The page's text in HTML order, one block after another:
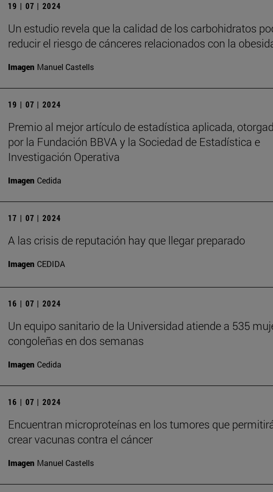
19 | 07 | 2024
Un estudio revela que la calidad de los carbohidratos
reducir el riesgo de cánceres relacionados con la
Imagen Manuel Castells
19 | 07 | 2024
Premio al mejor artículo de estadística aplicada,
por la Fundación BBVA y la Sociedad de Estadística e
Investigación Operativa
Imagen Cedida
17 | 07 | 2024
A las crisis de reputación hay que llegar preparado
Imagen CEDIDA
16 | 07 | 2024
Un equipo sanitario de la Universidad atiende a 535
congoleñas en dos semanas
Imagen Cedida
16 | 07 | 2024
Encuentran microproteínas en los tumores que
crear vacunas contra el cáncer
Imagen Manuel Castells